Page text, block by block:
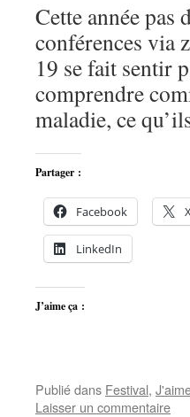
Cette année pas
conférences via
19 se fait sentir
comprendre
maladie, ce
Partager :
Facebook
LinkedIn
J’aime ça :
Publié dans Festival,
Laisser un commentaire